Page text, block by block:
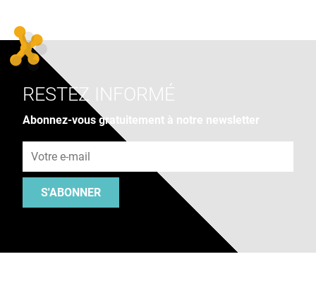
RESTEZ INFORMÉ
Abonnez-vous gratuitement à notre newsletter
S'ABONNER